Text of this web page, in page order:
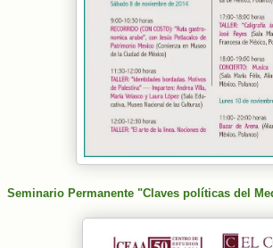
Seminario Permanente "Claves políticas del